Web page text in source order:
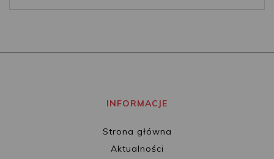
INFORMACJE
Strona główna
Aktualności